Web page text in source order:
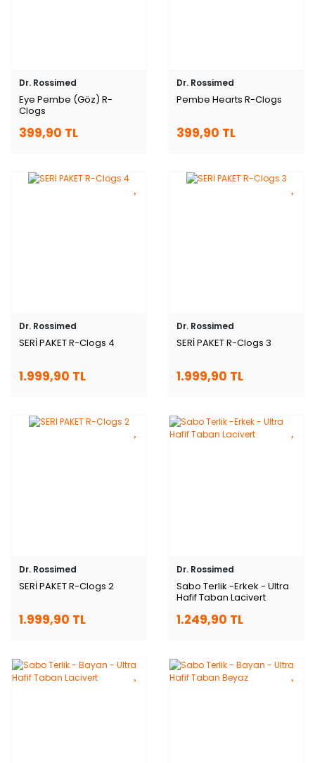
Dr. Rossimed
Eye Pembe (Göz) R-
Clogs
399,90 TL
Dr. Rossimed
Pembe Hearts R-Clogs
399,90 TL
Dr. Rossimed
SERİ PAKET R-Clogs 4
1.999,90 TL
Dr. Rossimed
SERİ PAKET R-Clogs 3
1.999,90 TL
Dr. Rossimed
SERİ PAKET R-Clogs 2
1.999,90 TL
Dr. Rossimed
Sabo Terlik -Erkek - Ultra
Hafif Taban Lacivert
1.249,90 TL